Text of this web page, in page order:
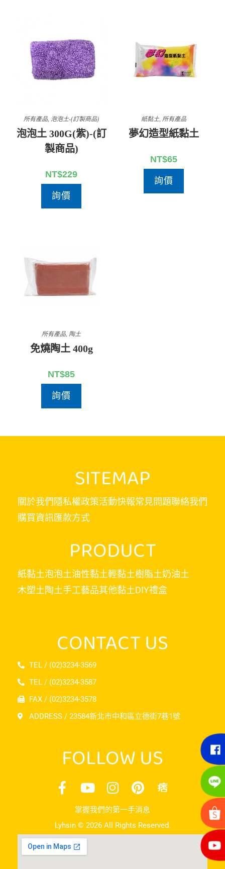
所有產品 泡泡土-(訂製商品)
泡泡土 300G(紫)-(訂
製商品)
NT$229
詢價
紙黏土 所有產品
夢幻造型紙黏土
NT$65
詢價
所有產品 陶土
免燒陶土 400g
NT$85
詢價
SITEMAP
關於我們隱私權政策活動快報常見問題聯絡我們
購買資訊匯款方式
PRODUCT
紙黏土泡泡土油性黏土輕黏土樹脂土奶油土
木塑土陶土手工藝品其他黏土DIY禮盒
CONTACT US
TEL / (02)3234-3569
TEL / (02)3234-3587
FAX / (02)3234-3578
ADDRESS / 23584新北市中和區立德街7巷1號
FOLLOW US
掌握我們的第一手消息
Lyhsin © 2026 All Rights Reserved.